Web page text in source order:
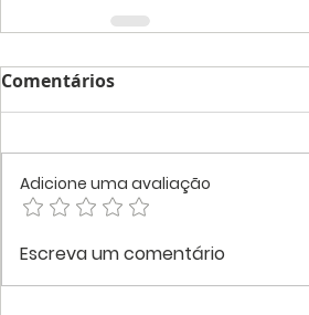
Comentários
Adicione uma avaliação
Escreva um comentário